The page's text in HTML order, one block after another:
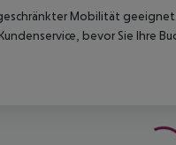
Mobilität
bevor Sie Ihre